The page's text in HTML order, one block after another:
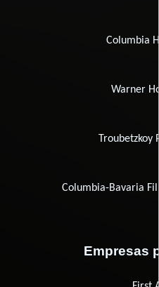
Columbia
Warner
Troubetzkoy
Columbia-Bavaria
Empresas